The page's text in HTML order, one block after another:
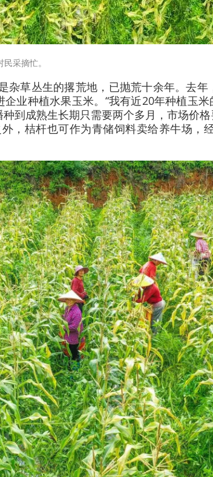
采摘忙。
杂草丛生的撂荒地，已抛荒十余年。去年
业种植水果玉米。“我有近20年种植玉
到成熟生长期只需要两个多月，市场价
，桔杆也可作为青储饲料卖给养牛场，